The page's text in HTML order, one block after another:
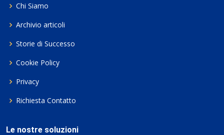
Chi Siamo
Archivio articoli
Storie di Successo
Cookie Policy
Privacy
Richiesta Contatto
Le nostre soluzioni